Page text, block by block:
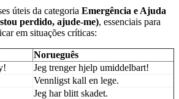
úteis da categoria Emergência e Ajuda
perdido, ajude-me), essenciais para
em situações críticas:
Norueguês
Jeg trenger hjelp umiddelbart!
Vennligst kall en lege.
Jeg har blitt skadet.